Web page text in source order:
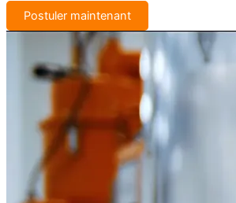
Postuler maintenant